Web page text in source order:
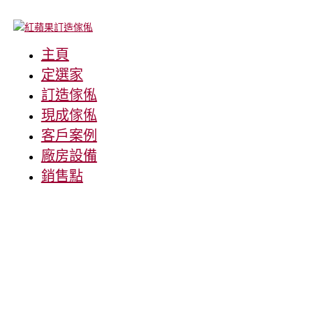
主頁
定選家
訂造傢俬
現成傢俬
客戶案例
廠房設備
銷售點